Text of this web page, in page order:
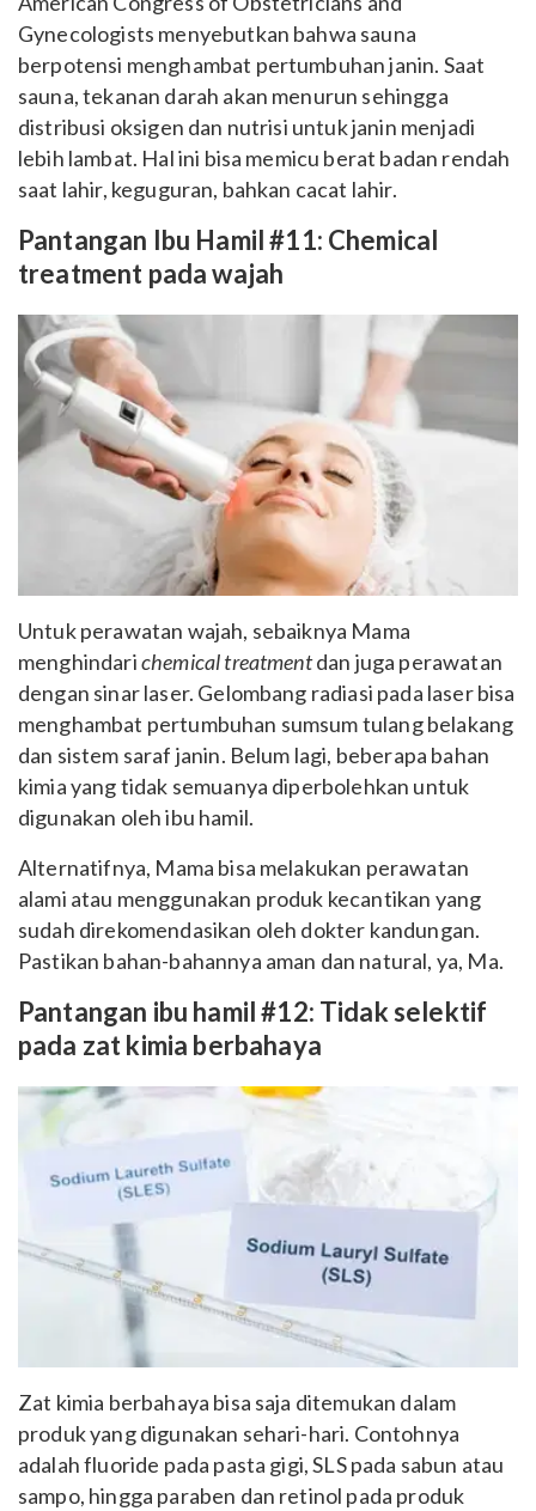
Gynecologists menyebutkan bahwa sauna
berpotensi menghambat pertumbuhan janin. Saat
sauna, tekanan darah akan menurun sehingga
distribusi oksigen dan nutrisi untuk janin menjadi
lebih lambat. Hal ini bisa memicu berat badan rendah
saat lahir, keguguran, bahkan cacat lahir.
Pantangan Ibu Hamil #11: Chemical
treatment pada wajah
Untuk perawatan wajah, sebaiknya Mama
menghindarichemical treatmentdan juga perawatan
dengan sinar laser. Gelombang radiasi pada laser bisa
menghambat pertumbuhan sumsum tulang belakang
dan sistem saraf janin. Belum lagi, beberapa bahan
kimia yang tidak semuanya diperbolehkan untuk
digunakan oleh ibu hamil.
Alternatifnya, Mama bisa melakukan perawatan
alami atau menggunakan produk kecantikan yang
sudah direkomendasikan oleh dokter kandungan.
Pastikan bahan-bahannya aman dan natural, ya, Ma.
Pantangan ibu hamil #12: Tidak selektif
pada zat kimia berbahaya
Zat kimia berbahaya bisa saja ditemukan dalam
produk yang digunakan sehari-hari. Contohnya
adalah fluoride pada pasta gigi, SLS pada sabun atau
sampo, hingga paraben dan retinol pada produk